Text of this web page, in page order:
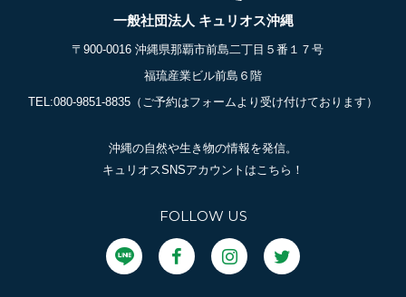
一般社団法人 キュリオス沖縄
〒900-0016 沖縄県那覇市前島二丁目５番１７号
福琉産業ビル前島６階
TEL:080-9851-8835 （ご予約はフォームより受け付けております）
沖縄の自然や生き物の情報を発信。
キュリオスSNSアカウントはこちら！
FOLLOW US